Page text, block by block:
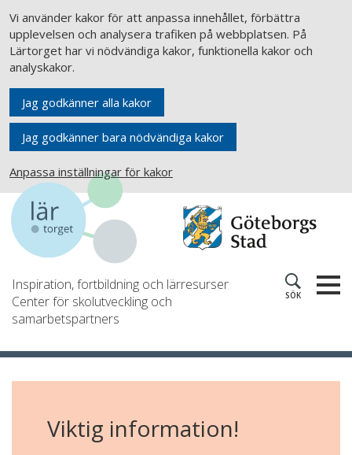
Vi använder kakor för att anpassa innehållet, förbättra
upplevelsen och analysera trafiken på webbplatsen. På
Lärtorget har vi nödvändiga kakor, funktionella kakor och
analyskakor.
Jag godkänner alla kakor
Jag godkänner bara nödvändiga kakor
Anpassa inställningar för kakor
Inspiration, fortbildning och lärresurser
Center för skolutveckling och
samarbetspartners
SÖK
Viktig information!